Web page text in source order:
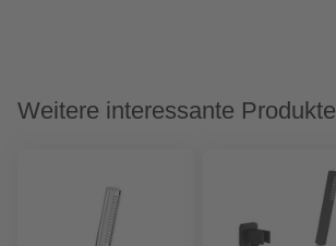
Weitere interessante Produkte